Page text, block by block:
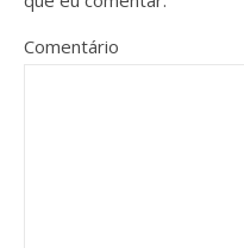
Comentário